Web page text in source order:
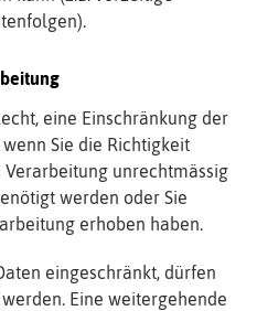
eine Einschränkung der
Sie die Richtigkeit
unrechtmässig
werden oder Sie
erhoben haben.
eingeschränkt, dürfen
Eine weitergehende